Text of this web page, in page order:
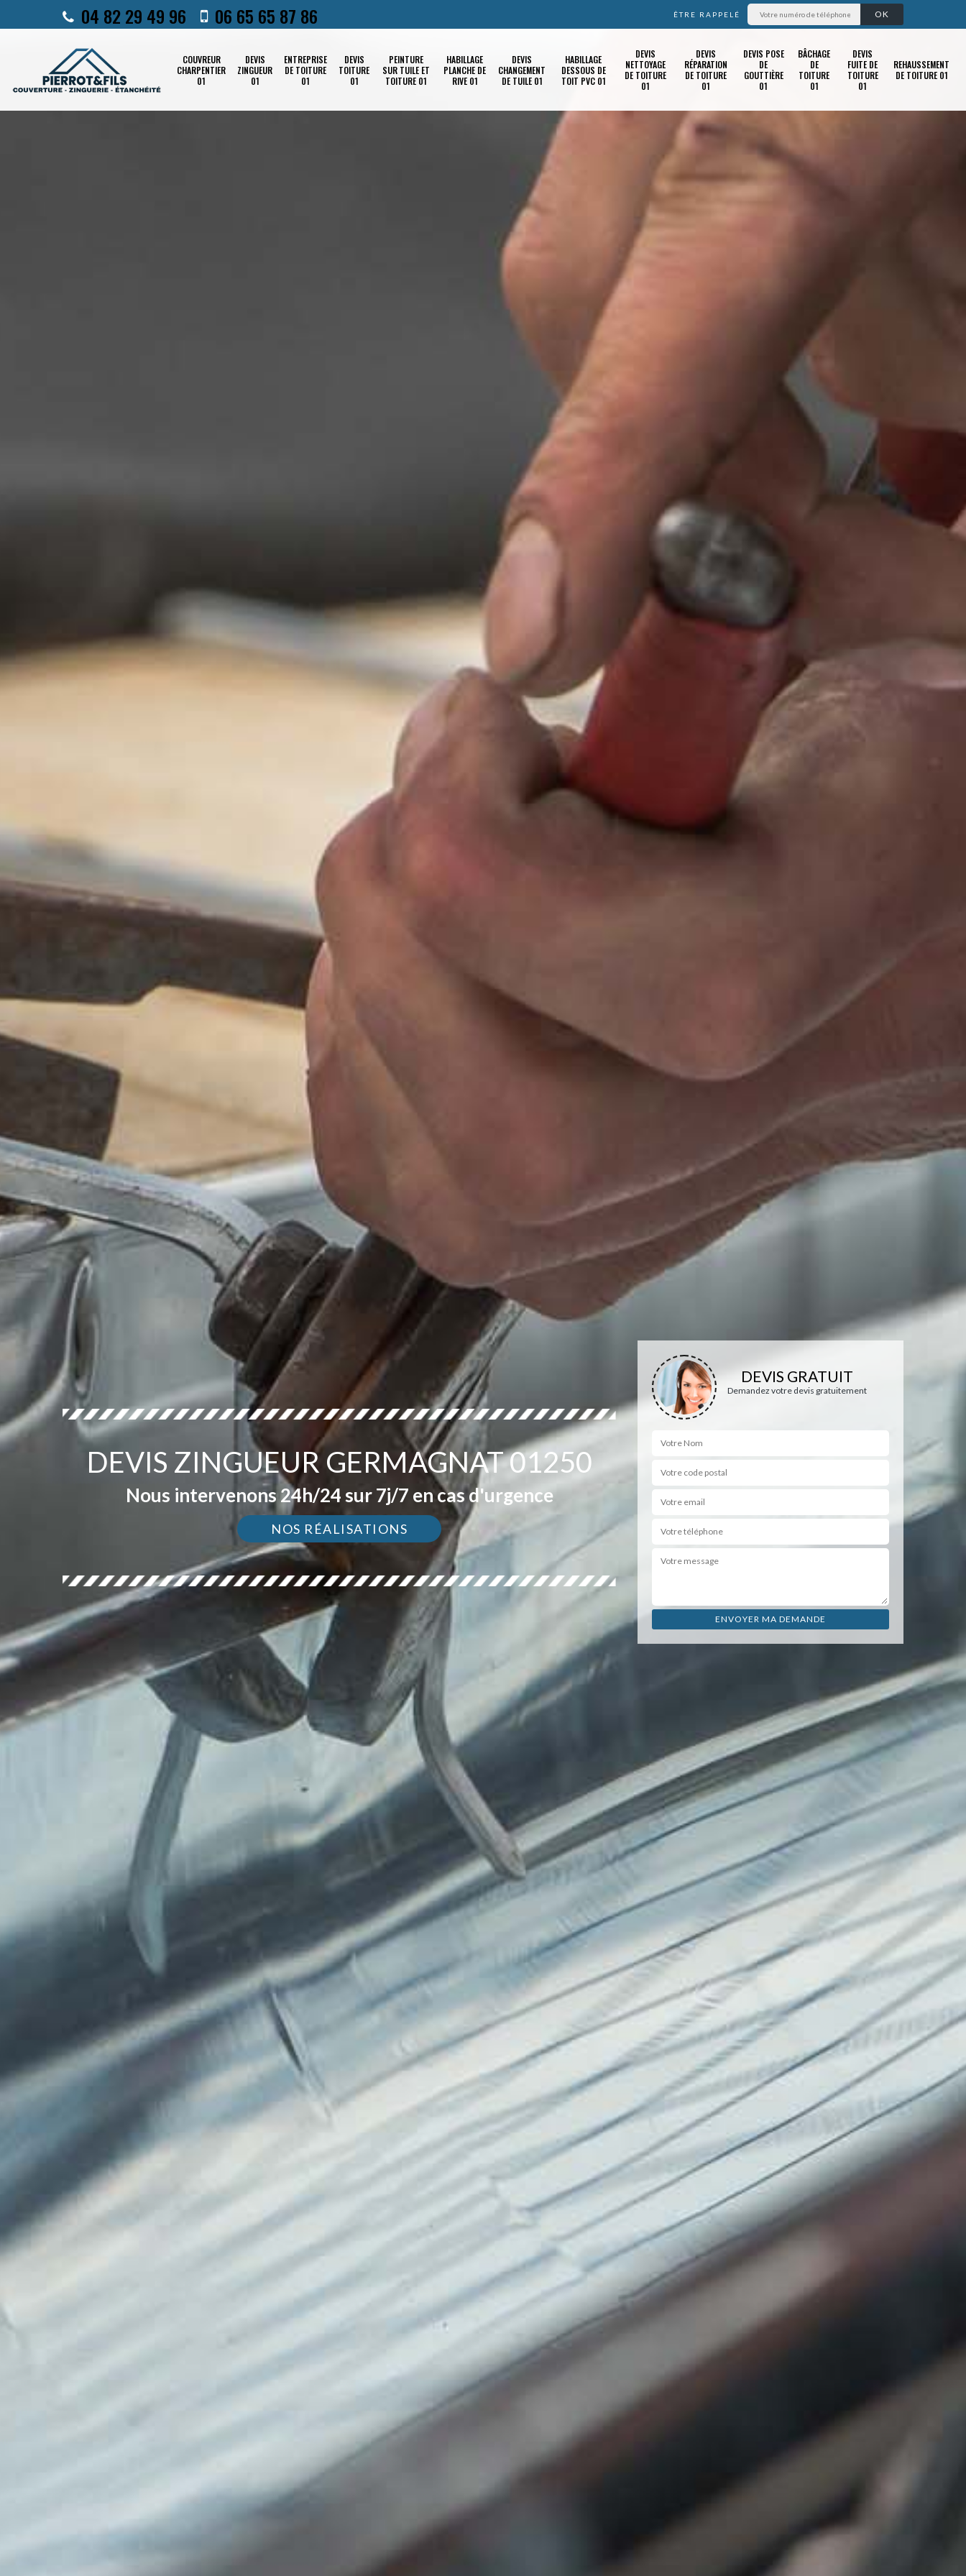
04 82 29 49 96 06 65 65 87 86 ÊTRE RAPPELÉ
COUVREUR
CHARPENTIER
01
DEVIS
ZINGUEUR
01
ENTREPRISE
DE TOITURE
01
DEVIS
TOITURE
01
PEINTURE
SUR TUILE ET
TOITURE 01
HABILLAGE
PLANCHE DE
RIVE 01
DEVIS
CHANGEMENT
DE TUILE 01
HABILLAGE
DESSOUS DE
TOIT PVC 01
DEVIS
NETTOYAGE
DE TOITURE
01
DEVIS
RÉPARATION
DE TOITURE
01
DEVIS POSE
DE
GOUTTIÈRE
01
BÂCHAGE
DE
TOITURE
01
DEVIS
FUITE DE
TOITURE
01
REHAUSSEMENT
DE TOITURE 01
DEVIS ZINGUEUR GERMAGNAT 01250
Nous intervenons 24h/24 sur 7j/7 en cas d'urgence
NOS RÉALISATIONS
DEVIS GRATUIT
Demandez votre devis gratuitement